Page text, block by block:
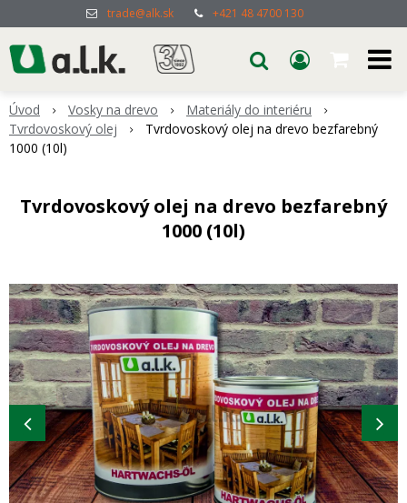
trade@alk.sk +421 48 4700 130
Úvod Vosky na drevo
Materiály do interiéru
Tvrdovoskový olej
Tvrdovoskový olej na drevo bezfarebný
1000 (10l)
Tvrdovoskový olej na drevo bezfarebný
1000 (10l)